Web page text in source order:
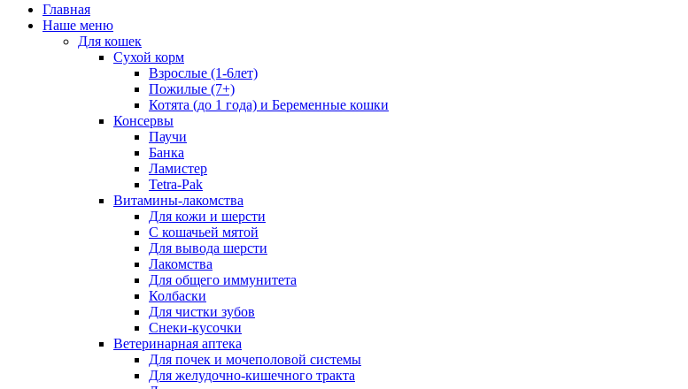
Главная
Наше меню
Для кошек
Сухой корм
Взрослые (1-6лет)
Пожилые (7+)
Котята (до 1 года) и Беременные кошки
Консервы
Паучи
Банка
Ламистер
Tetra-Pak
Витамины-лакомства
Для кожи и шерсти
С кошачьей мятой
Для вывода шерсти
Лакомства
Для общего иммунитета
Колбаски
Для чистки зубов
Снеки-кусочки
Ветеринарная аптека
Для почек и мочеполовой системы
Для желудочно-кишечного тракта